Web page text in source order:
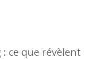
ce que révèlent